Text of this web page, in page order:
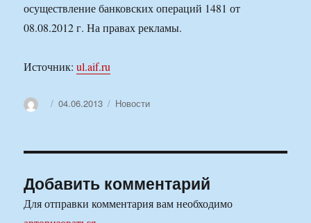
осуществление банковских операций 1481 от
08.08.2012 г. На правах рекламы.
Источник:ul.aif.ru
АвторОпубликовано
04.06.2013 Рубрики
Новости
Добавить комментарий
Для отправки комментария вам необходимо